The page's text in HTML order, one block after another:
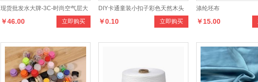
现货批发水大牌-3C-时尚空气层大
辫子提花布，设计时尚，款式多
立即购买
￥46.00
DIY卡通童装小扣子彩色天然木头
虚线纯色纽扣衬衫裙子木质圆形扣
立即购买
￥0.10
涤纶坯布
￥15.00